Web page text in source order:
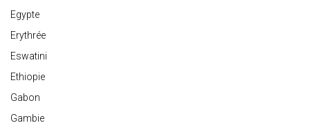
Egypte
Erythrée
Eswatini
Ethiopie
Gabon
Gambie